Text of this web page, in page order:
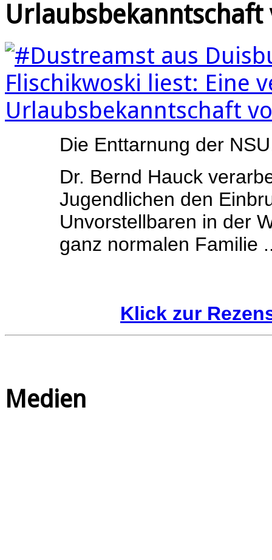
Urlaubsbekanntschaft
Die Enttarnung der
Dr. Bernd Hauck
Jugendlichen den
Unvorstellbaren in der
ganz normalen Familie
Klick zur
Medien